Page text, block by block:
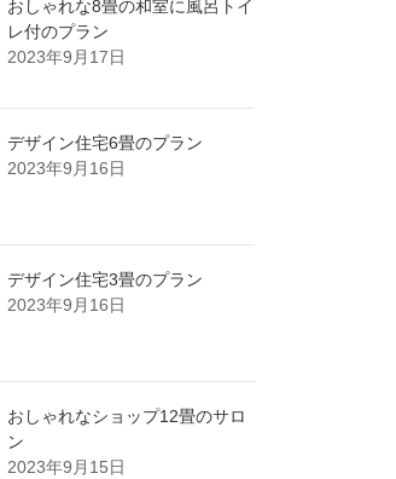
おしゃれな8畳の和室に風呂トイ
レ付のプラン
2023年9月17日
デザイン住宅6畳のプラン
2023年9月16日
デザイン住宅3畳のプラン
2023年9月16日
おしゃれなショップ12畳のサロ
ン
2023年9月15日